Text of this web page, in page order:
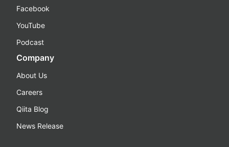
Facebook
YouTube
Podcast
Company
About Us
Careers
Qiita Blog
News Release